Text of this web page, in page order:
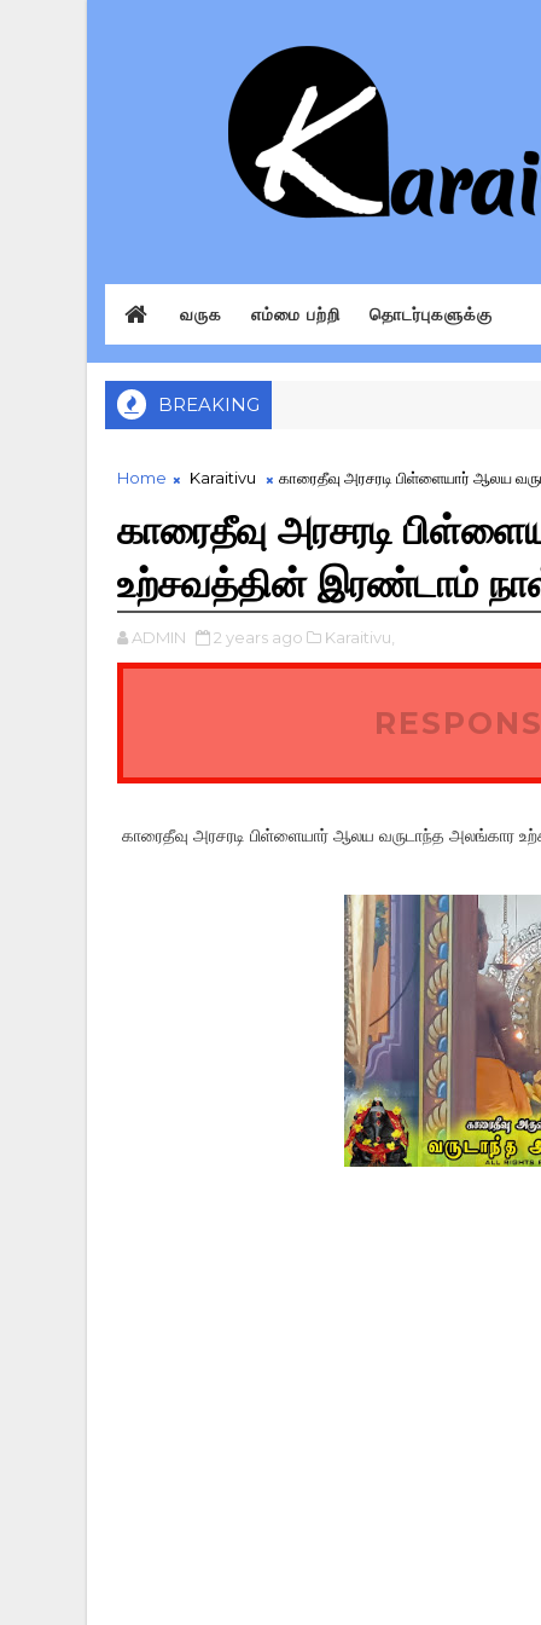
வருக எம்மை பற்றி தொடர்புகளுக்கு
BREAKING
Home Karaitivu காரைதீவு அரசரடி பிள்ளையார் ஆலய
காரைதீவு அரசரடி
உற்சவத்தின் இரண்டாம்
ADMIN 2 years ago Karaitivu,
காரைதீவு அரசரடி பிள்ளையார் ஆலய வருடாந்த அலங்கார